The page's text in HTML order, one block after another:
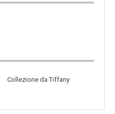
Collezione da Tiffany